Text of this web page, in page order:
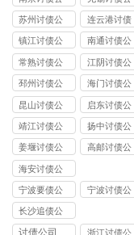
司
司
苏州讨债公
司
连云港讨债
公司
镇江讨债公
司
南通讨债公
司
常熟讨债公
司
江阴讨债公
司
邳州讨债公
司
海门讨债公
司
昆山讨债公
司
启东讨债公
司
靖江讨债公
司
扬中讨债公
司
姜堰讨债公
司
高邮讨债公
海安讨债公
司
宁波要债公
司
宁波讨债公
长沙追债公
司
讨债公司
浙江讨债公